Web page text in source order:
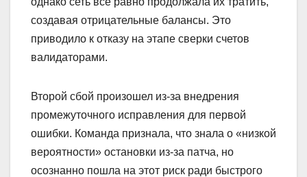
создавая отрицательные балансы. Это
приводило к отказу на этапе сверки счетов
валидаторами.
Второй сбой произошел из-за внедрения
промежуточного исправления для первой
ошибки. Команда признала, что знала о «низкой
вероятности» остановки из-за патча, но
осознанно пошла на этот риск ради быстрого